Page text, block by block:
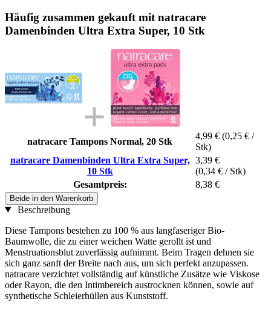
Häufig zusammen gekauft mit natracare
Damenbinden Ultra Extra Super, 10 Stk
natracare Tampons Normal, 20 Stk
4,99 € (0,25 € /
Stk)
natracare Damenbinden Ultra Extra Super,
10 Stk
3,39 €
(0,34 € / Stk)
Gesamtpreis:
8,38 €
Beide in den Warenkorb
Beschreibung
Diese Tampons bestehen zu 100 % aus langfaseriger Bio-
Baumwolle, die zu einer weichen Watte gerollt ist und
Menstruationsblut zuverlässig aufnimmt. Beim Tragen dehnen sie
sich ganz sanft der Breite nach aus, um sich perfekt anzupassen.
natracare verzichtet vollständig auf künstliche Zusätze wie Viskose
oder Rayon, die den Intimbereich austrocknen können, sowie auf
synthetische Schleierhüllen aus Kunststoff.